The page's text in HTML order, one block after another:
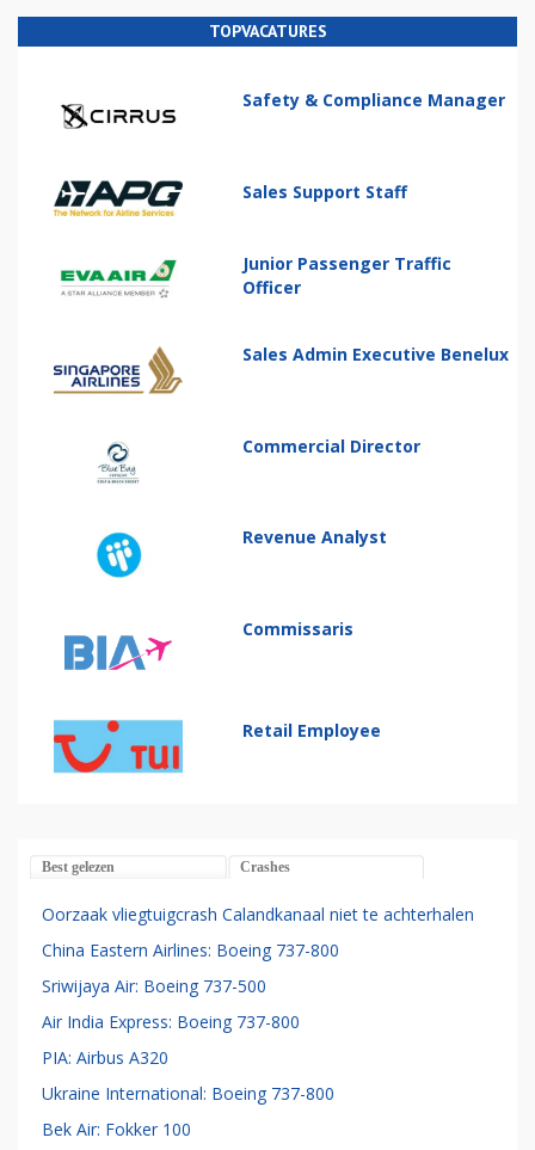
TOPVACATURES
Safety & Compliance Manager
Sales Support Staff
Junior Passenger Traffic
Officer
Sales Admin Executive Benelux
Commercial Director
Revenue Analyst
Commissaris
Retail Employee
Best gelezen Crashes
Oorzaak vliegtuigcrash Calandkanaal niet te achterhalen
China Eastern Airlines: Boeing 737-800
Sriwijaya Air: Boeing 737-500
Air India Express: Boeing 737-800
PIA: Airbus A320
Ukraine International: Boeing 737-800
Bek Air: Fokker 100